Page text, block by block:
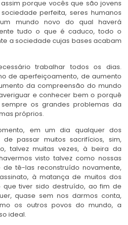
porque vocês que são jovens
perfeita, seres humanos
mundo novo do qual haverá
tudo o que é caduco, todo o
a sociedade cujas bases acabam
trabalhar todos os dias.
de aperfeiçoamento, de aumento
da compreensão do mundo
e conhecer bem o porquê
os grandes problemas da
próprios.
em um dia qualquer dos
passar muitos sacrifícios, sim,
talvez muitas vezes, à beira da
visto talvez como nossas
tê-las reconstruído novamente,
à matança de muitos dos
tiver sido destruído, ao fim de
quase sem nos darmos conta,
os outros povos do mundo, a
ideal.